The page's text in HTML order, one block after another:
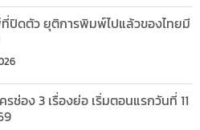
ดตัว ยุติการพิมพ์ไปแล้วของไทยมี
รช่อง 3 เรื่องย่อ เริ่มตอนแรกวันที่ 11